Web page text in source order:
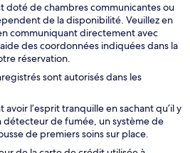
doté de chambres communicantes ou
de la disponibilité. Veuillez en
communiquant directement avec
des coordonnées indiquées dans la
réservation.
sont autorisés dans les
avoir l’esprit tranquille en sachant qu’il y
détecteur de fumée, un système de
de premiers soins sur place.